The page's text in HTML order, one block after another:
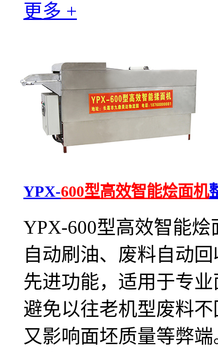
更多 +
YPX-600型高效智能烩面机
YPX-600型高效智能
自动刷油、废料自动
先进功能，适用于专
避免以往老机型废料
又影响面坯质量等弊端